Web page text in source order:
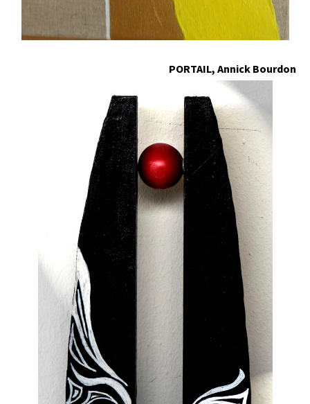
PORTAIL, Annick Bourdon